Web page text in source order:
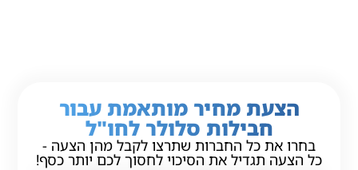
הצעת מחיר מותאמת עבור
חבילות סלולר לחו"ל
בחרו את כל החברות שתרצו לקבל מהן הצעה -
כל הצעה תגדיל את הסיכוי לחסוך לכם יותר כסף!